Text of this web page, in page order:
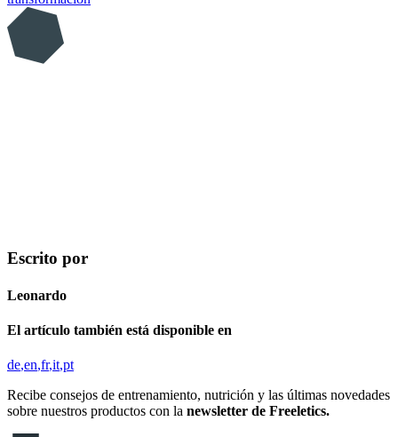
Escrito por
Leonardo
El artículo también está disponible en
de en fr it pt
Recibe consejos de entrenamiento, nutrición y las últimas novedades
sobre nuestros productos con la newsletter de Freeletics.